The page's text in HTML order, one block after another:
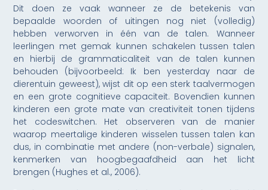
Dit doen ze vaak wanneer ze de betekenis van
bepaalde woorden of uitingen nog niet (volledig)
hebben verworven in één van de talen. Wanneer
leerlingen met gemak kunnen schakelen tussen talen
en hierbij de grammaticaliteit van de talen kunnen
behouden (bijvoorbeeld: Ik ben yesterday naar de
dierentuin geweest), wijst dit op een sterk taalvermogen
en een grote cognitieve capaciteit. Bovendien kunnen
kinderen een grote mate van creativiteit tonen tijdens
het codeswitchen. Het observeren van de manier
waarop meertalige kinderen wisselen tussen talen kan
dus, in combinatie met andere (non-verbale) signalen,
kenmerken van hoogbegaafdheid aan het licht
brengen (Hughes et al., 2006).